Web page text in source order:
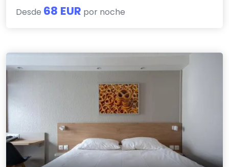
Desde 68 EUR por noche